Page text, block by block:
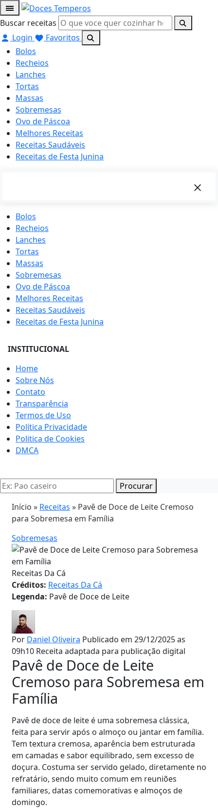
Buscar receitas
Login
Favoritos
Bolos
Recheios
Lanches
Tortas
Massas
Sobremesas
Ovo de Páscoa
Melhores Receitas
Receitas Saudáveis
Receitas de Festa Junina
Bolos
Recheios
Lanches
Tortas
Massas
Sobremesas
Ovo de Páscoa
Melhores Receitas
Receitas Saudáveis
Receitas de Festa Junina
INSTITUCIONAL
Home
Sobre Nós
Contato
Transparência
Termos de Uso
Política Privacidade
Politica de Cookies
DMCA
Procurar
Início » Receitas » Pavê de Doce de Leite Cremoso
para Sobremesa em Família
Sobremesas
Receitas Da Cá
Créditos: Receitas Da Cá
Legenda: Pavê de Doce de Leite
Por Daniel Oliveira Publicado em 29/12/2025 as
09h10 Receita adaptada para publicação digital
Pavê de Doce de Leite
Cremoso para Sobremesa em
Família
Pavê de doce de leite é uma sobremesa clássica,
feita para servir após o almoço ou jantar em família.
Tem textura cremosa, aparência bem estruturada
em camadas e sabor equilibrado, sem excesso de
doçura. Costuma ser servido gelado, diretamente no
refratário, sendo muito comum em reuniões
familiares, datas comemorativas e almoços de
domingo.